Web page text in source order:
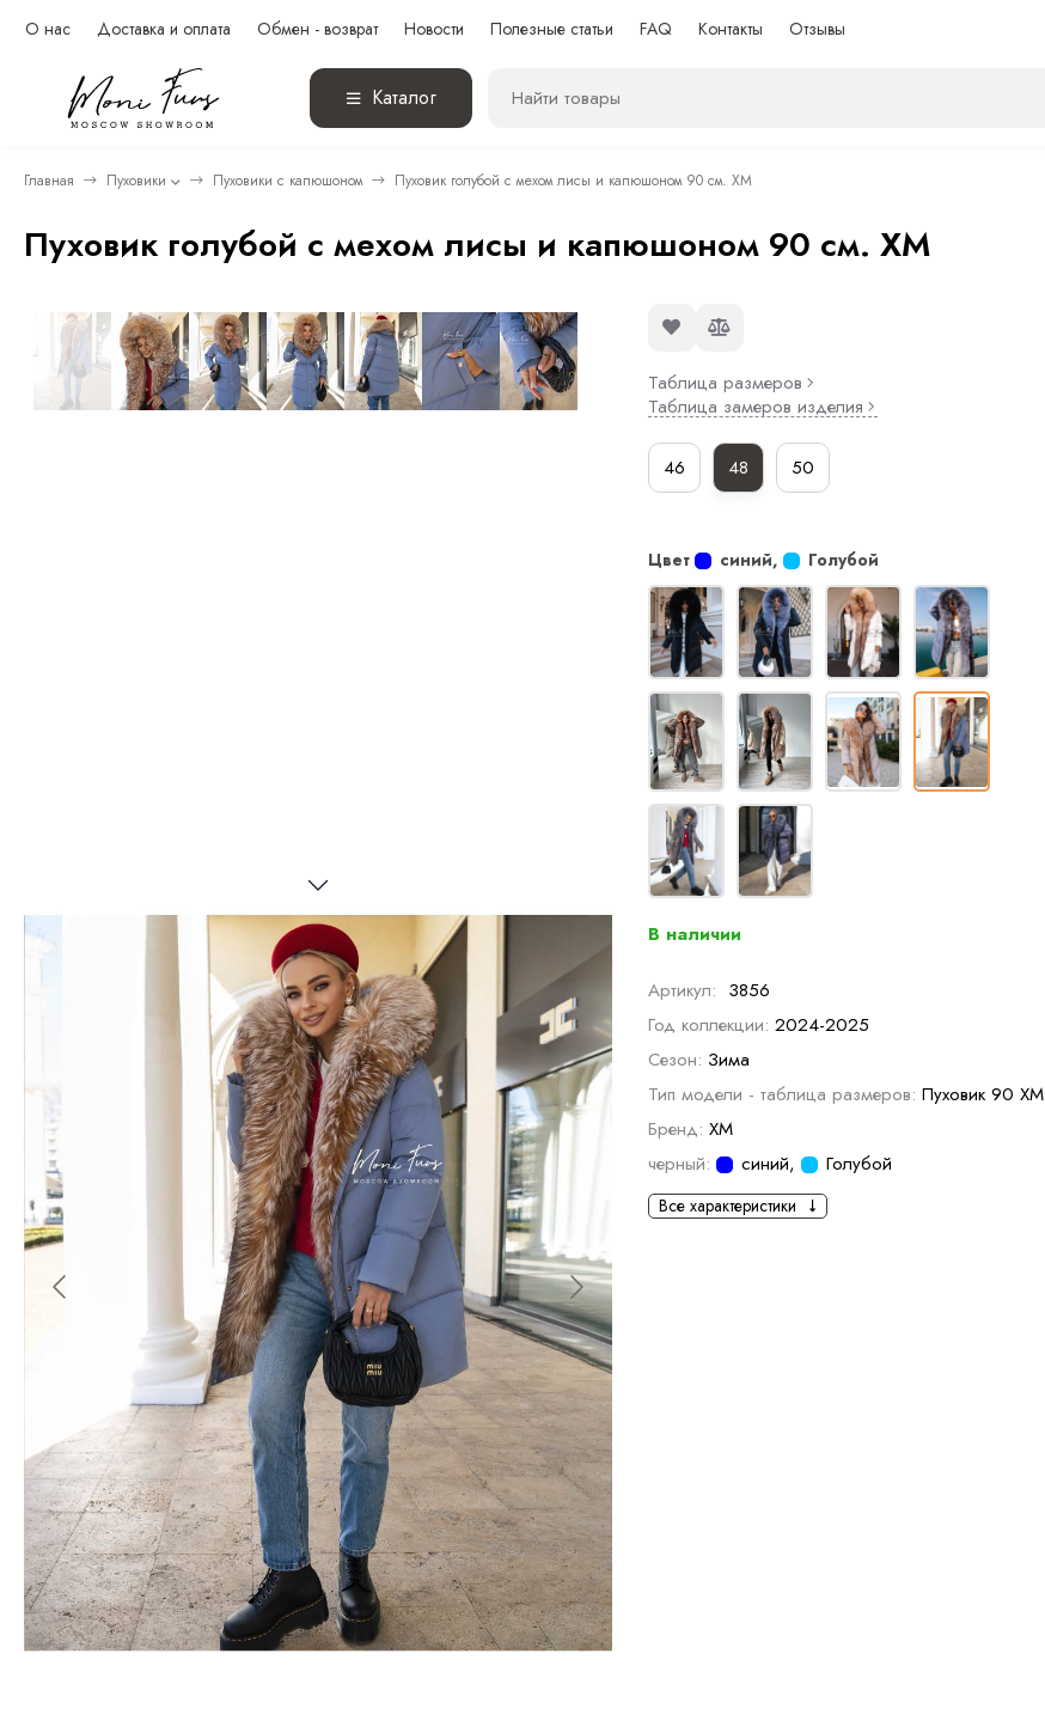
О нас Доставка и оплата Обмен - возврат Новости Полезные статьи FAQ Контакты Отзывы
Каталог
Главная Пуховики Пуховики с капюшоном Пуховик голубой с мехом лисы и капюшоном 90 см. ХМ
Пуховик голубой с мехом лисы и капюшоном 90 см. ХМ
Таблица размеров
Таблица замеров изделия
46 48 50
Цвет синий, Голубой
В наличии
Артикул: 3856
Год коллекции: 2024-2025
Сезон: Зима
Тип модели - таблица размеров: Пуховик 90 ХМ
Бренд: XM
черный:
синий, Голубой
Все характеристики